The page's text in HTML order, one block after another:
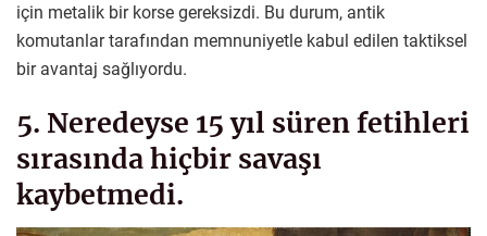
için metalik bir korse gereksizdi. Bu durum, antik
komutanlar tarafından memnuniyetle kabul edilen taktiksel
bir avantaj sağlıyordu.
5. Neredeyse 15 yıl süren fetihleri
sırasında hiçbir savaşı
kaybetmedi.